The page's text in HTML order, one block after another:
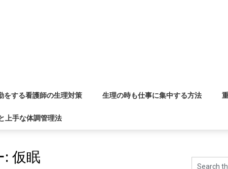
をする看護師の生理対策 生理の時も仕事に集中する方法
上手な体調管理法
: 仮眠